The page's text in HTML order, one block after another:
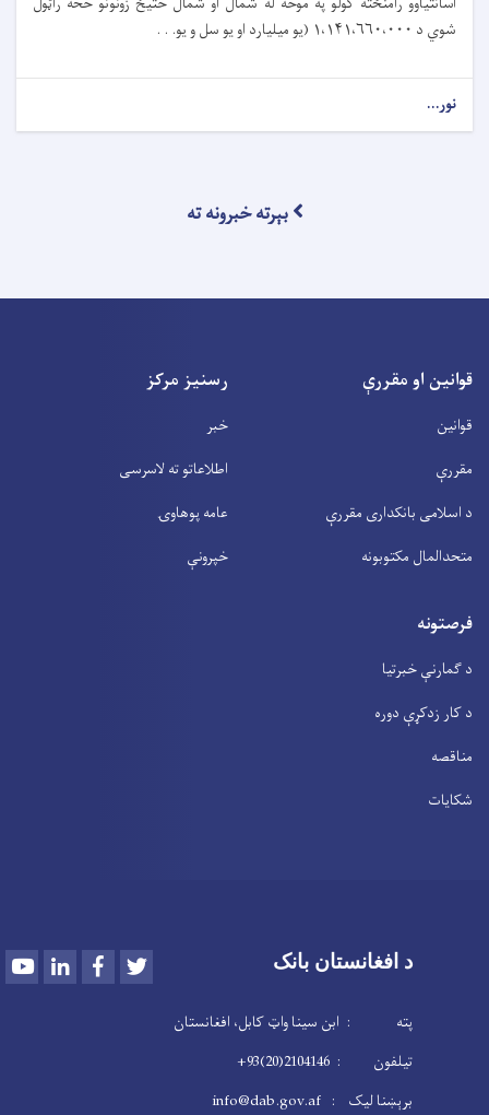
شوي د ۱،۱۴۱،۶۶۰،۰۰۰ ( یو میلیارد او یو سل و یو. . .
نور...
بېرته خبرونه ته
قوانین او مقررې
قوانین
مقررې
د اسلامی بانکداری مقررې
متحدالمال مکتوبونه
رسنیز مرکز
خبر
اطلاعاتو ته لاسرسی
عامه پوهاوۍ
خپرونې
فرصتونه
د ګمارنې خبرتیا
د کار زدکړې دوره
مناقصه
شکایات
د افغانستان بانک YoutubeLinkedInFacebook
پته : ابن سینا واټ کابل، افغانستان
تیلفون : 2104146(20)93+
برېښنا لیک : info@dab.gov.af